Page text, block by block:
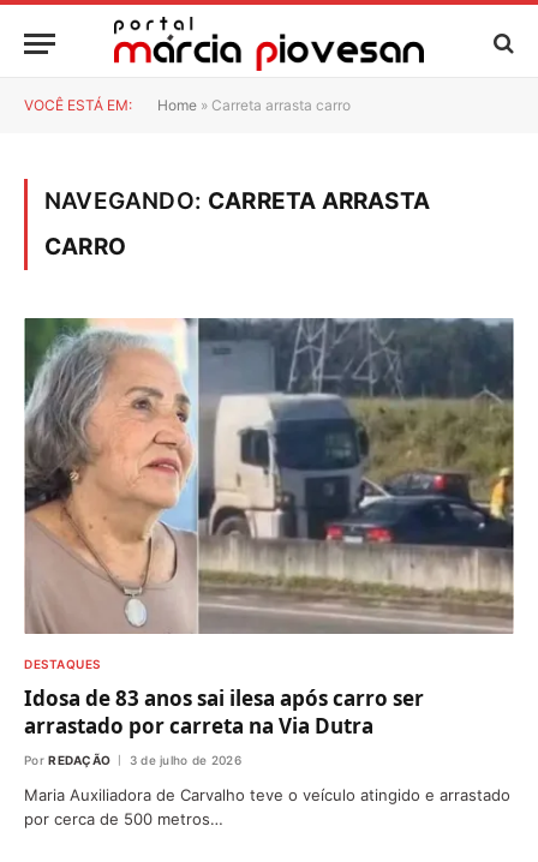
VOCÊ ESTÁ EM: Home » Carreta arrasta carro
NAVEGANDO: CARRETA ARRASTA
CARRO
DESTAQUES
Idosa de 83 anos sai ilesa após carro ser
arrastado por carreta na Via Dutra
Por REDAÇÃO 3 de julho de 2026
Maria Auxiliadora de Carvalho teve o veículo atingido e arrastado
por cerca de 500 metros…